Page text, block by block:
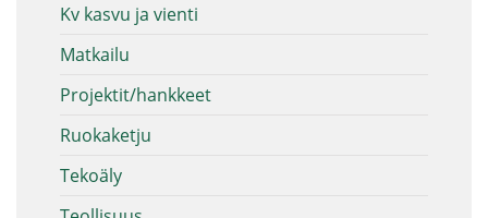
Kv kasvu ja vienti
Matkailu
Projektit/hankkeet
Ruokaketju
Tekoäly